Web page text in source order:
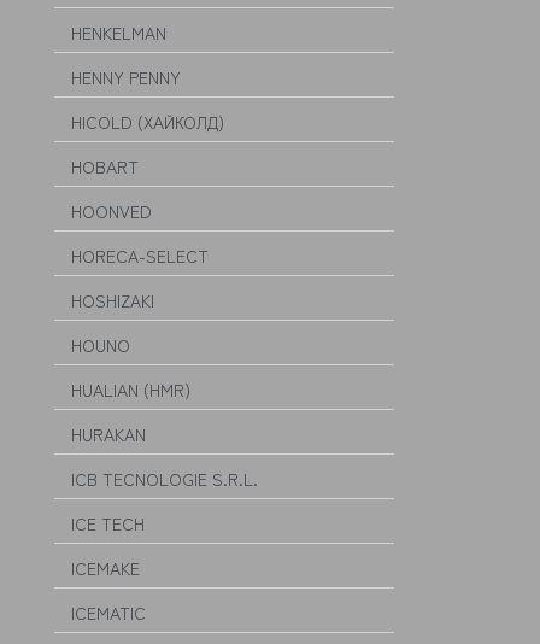
HENKELMAN
HENNY PENNY
HICOLD (ХАЙКОЛД)
HOBART
HOONVED
HORECA-SELECT
HOSHIZAKI
HOUNO
HUALIAN (HMR)
HURAKAN
ICB TECNOLOGIE S.R.L.
ICE TECH
ICEMAKE
ICEMATIC